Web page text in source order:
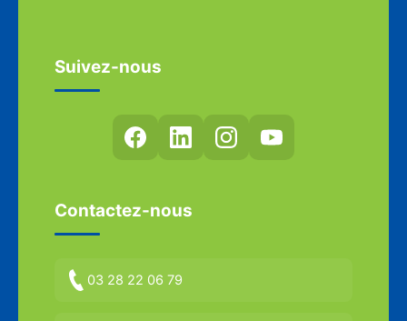
Suivez-nous
Contactez-nous
03 28 22 06 79